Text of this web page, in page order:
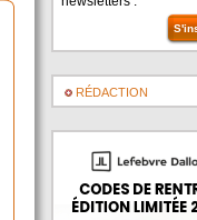
RÉDACTION